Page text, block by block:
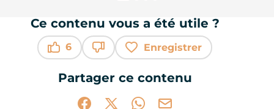
Ce contenu vous a été utile ?
6
Enregistrer
Partager ce contenu